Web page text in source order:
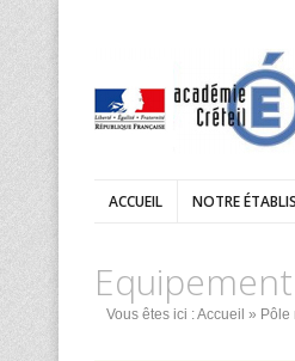
ACCUEIL NOTRE
Vous êtes ici :Accueil » Pôle